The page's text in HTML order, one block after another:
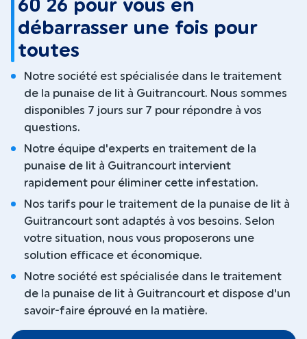
60 26 pour vous en
débarrasser une fois pour
toutes
Notre société est spécialisée dans le traitement
de la punaise de lit à Guitrancourt. Nous sommes
disponibles 7 jours sur 7 pour répondre à vos
questions.
Notre équipe d'experts en traitement de la
punaise de lit à Guitrancourt intervient
rapidement pour éliminer cette infestation.
Nos tarifs pour le traitement de la punaise de lit à
Guitrancourt sont adaptés à vos besoins. Selon
votre situation, nous vous proposerons une
solution efficace et économique.
Notre société est spécialisée dans le traitement
de la punaise de lit à Guitrancourt et dispose d'un
savoir-faire éprouvé en la matière.